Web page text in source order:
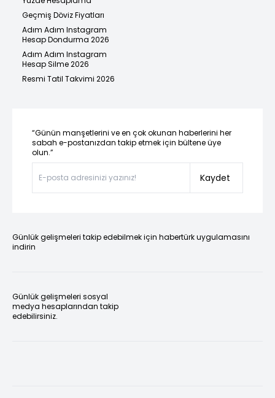
Geçmiş Döviz Fiyatları
Adım Adım Instagram
Hesap Dondurma 2026
Adım Adım Instagram
Hesap Silme 2026
Resmi Tatil Takvimi 2026
“Günün manşetlerini ve en çok okunan haberlerini her
sabah e-postanızdan takip etmek için bültene üye
olun.”
Kaydet
Günlük gelişmeleri takip edebilmek için habertürk uygulamasını
indirin
Günlük gelişmeleri sosyal
medya hesaplarından takip
edebilirsiniz.